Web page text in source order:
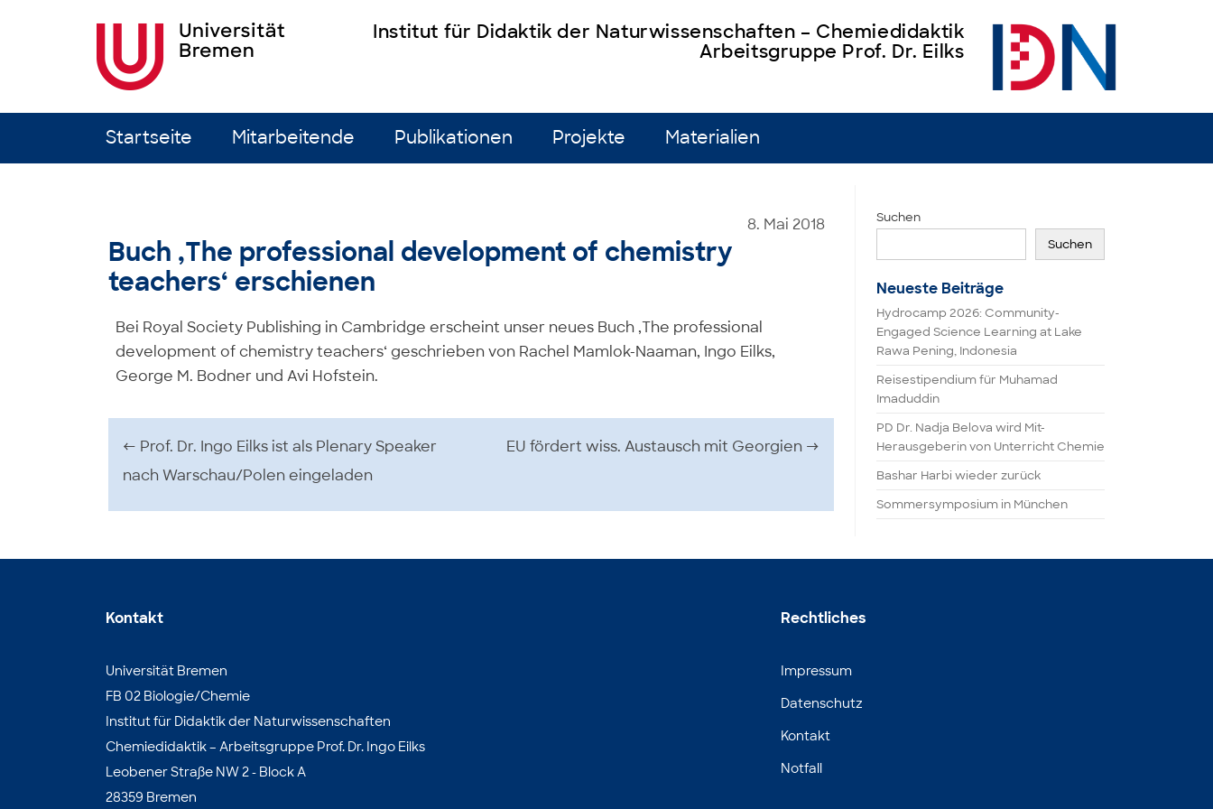
Institut für Didaktik der Naturwissenschaften – Chemiedidaktik
Arbeitsgruppe Prof. Dr. Eilks
Startseite Mitarbeitende Publikationen Projekte Materialien
8. Mai 2018
Buch ‚The professional development of chemistry
teachers‘ erschienen
Bei Royal Society Publishing in Cambridge erscheint unser neues Buch ‚The professional
development of chemistry teachers‘ geschrieben von Rachel Mamlok-Naaman, Ingo Eilks,
George M. Bodner und Avi Hofstein.
Beitrags-Navigation
← Prof. Dr. Ingo Eilks ist als Plenary Speaker
nach Warschau/Polen eingeladen
EU fördert wiss. Austausch mit Georgien →
Suchen
Suchen
Neueste Beiträge
Hydrocamp 2026: Community-
Engaged Science Learning at Lake
Rawa Pening, Indonesia
Reisestipendium für Muhamad
Imaduddin
PD Dr. Nadja Belova wird Mit-
Herausgeberin von Unterricht Chemie
Bashar Harbi wieder zurück
Sommersymposium in München
Kontakt
Universität Bremen
FB 02 Biologie/Chemie
Institut für Didaktik der Naturwissenschaften
Chemiedidaktik – Arbeitsgruppe Prof. Dr. Ingo Eilks
Leobener Straße NW 2 - Block A
28359 Bremen
Rechtliches
Impressum
Datenschutz
Kontakt
Notfall